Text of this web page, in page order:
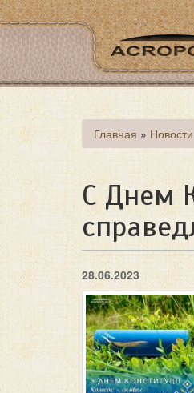
Перейти
к
основному
содержанию
Вы
здесь
Главная » Новости
С Днем
28.06.2023